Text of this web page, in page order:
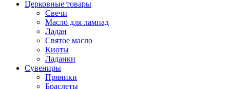
Церковные товары
Свечи
Масло для лампад
Ладан
Святое масло
Киоты
Ладанки
Сувениры
Пряники
Браслеты